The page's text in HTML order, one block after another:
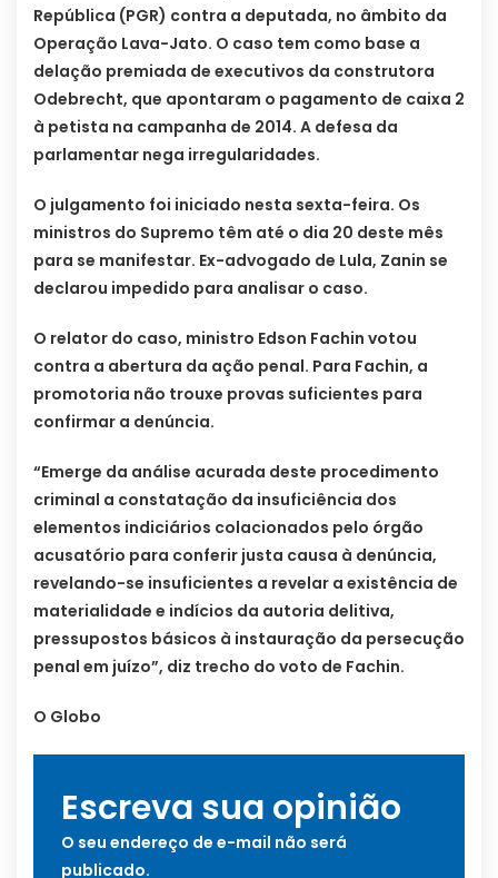
República (PGR) contra a deputada, no âmbito da
Operação Lava-Jato. O caso tem como base a
delação premiada de executivos da construtora
Odebrecht, que apontaram o pagamento de caixa 2
à petista na campanha de 2014. A defesa da
parlamentar nega irregularidades.
O julgamento foi iniciado nesta sexta-feira. Os
ministros do Supremo têm até o dia 20 deste mês
para se manifestar. Ex-advogado de Lula, Zanin se
declarou impedido para analisar o caso.
O relator do caso, ministro Edson Fachin votou
contra a abertura da ação penal. Para Fachin, a
promotoria não trouxe provas suficientes para
confirmar a denúncia.
“Emerge da análise acurada deste procedimento
criminal a constatação da insuficiência dos
elementos indiciários colacionados pelo órgão
acusatório para conferir justa causa à denúncia,
revelando-se insuficientes a revelar a existência de
materialidade e indícios da autoria delitiva,
pressupostos básicos à instauração da persecução
penal em juízo”, diz trecho do voto de Fachin.
O Globo
Escreva sua opinião
O seu endereço de e-mail não será
publicado.